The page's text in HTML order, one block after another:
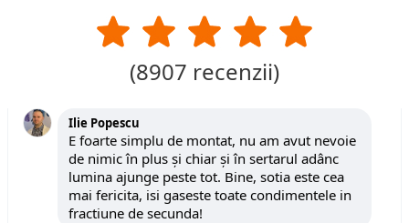
(8907 recenzii)
Ilie Popescu
E foarte simplu de montat, nu am avut nevoie
de nimic în plus și chiar și în sertarul adânc
lumina ajunge peste tot. Bine, sotia este cea
mai fericita, isi gaseste toate condimentele in
fractiune de secunda!